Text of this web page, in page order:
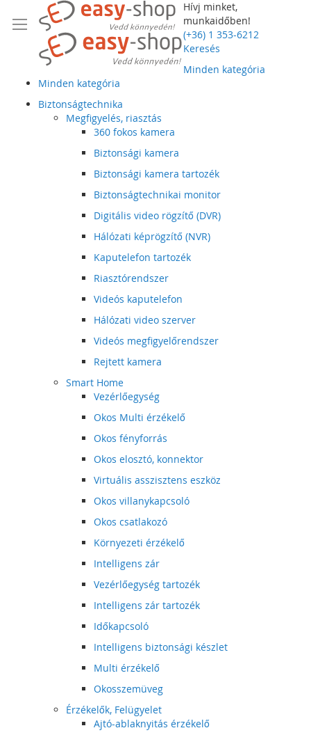
Hívj minket,
munkaidőben!
(+36) 1 353-6212
Keresés
Minden kategória
Minden kategória
Biztonságtechnika
Megfigyelés, riasztás
360 fokos kamera
Biztonsági kamera
Biztonsági kamera tartozék
Biztonságtechnikai monitor
Digitális video rögzítő (DVR)
Hálózati képrögzítő (NVR)
Kaputelefon tartozék
Riasztórendszer
Videós kaputelefon
Hálózati video szerver
Videós megfigyelőrendszer
Rejtett kamera
Smart Home
Vezérlőegység
Okos Multi érzékelő
Okos fényforrás
Okos elosztó, konnektor
Virtuális asszisztens eszköz
Okos villanykapcsoló
Okos csatlakozó
Környezeti érzékelő
Intelligens zár
Vezérlőegység tartozék
Intelligens zár tartozék
Időkapcsoló
Intelligens biztonsági készlet
Multi érzékelő
Okosszemüveg
Érzékelők, Felügyelet
Ajtó-ablaknyitás érzékelő